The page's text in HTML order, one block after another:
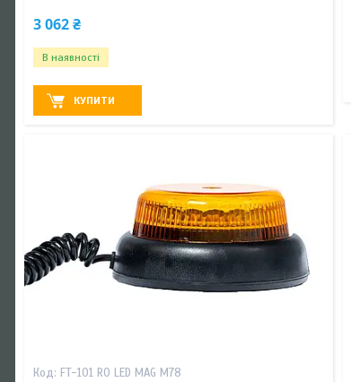
3 062 ₴
В наявності
КУПИТИ
FT-101 RO LED MAG M78